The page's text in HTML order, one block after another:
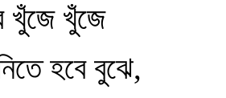
খুঁজে খুঁজে
হবে বুঝে,